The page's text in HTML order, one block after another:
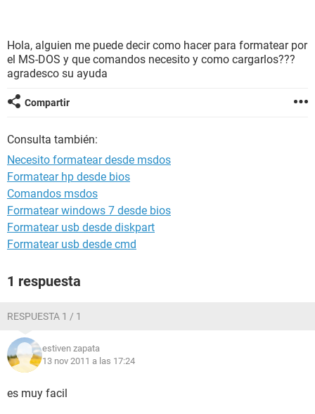
Hola, alguien me puede decir como hacer para formatear por
el MS-DOS y que comandos necesito y como cargarlos???
agradesco su ayuda
Compartir
Consulta también:
Necesito formatear desde msdos
Formatear hp desde bios
Comandos msdos
Formatear windows 7 desde bios
Formatear usb desde diskpart
Formatear usb desde cmd
1 respuesta
RESPUESTA 1 / 1
estiven zapata
13 nov 2011 a las 17:24
es muy facil